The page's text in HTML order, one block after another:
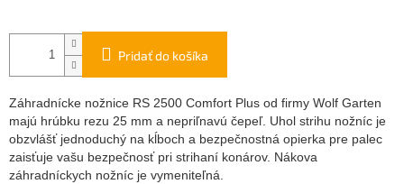
Pridať do košíka
Záhradnícke nožnice RS 2500 Comfort Plus od firmy Wolf Garten
majú hrúbku rezu 25 mm a nepriľnavú čepeľ. Uhol strihu nožníc je
obzvlášť jednoduchý na kĺboch a bezpečnostná opierka pre palec
zaisťuje vašu bezpečnosť pri strihaní konárov. Nákova
záhradníckych nožníc je vymeniteľná.